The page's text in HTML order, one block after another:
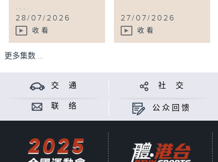
...
28/07/2026
收看
27/07/2026
收看
更多集数 ...
交 通 社 交
联 络 公众回馈